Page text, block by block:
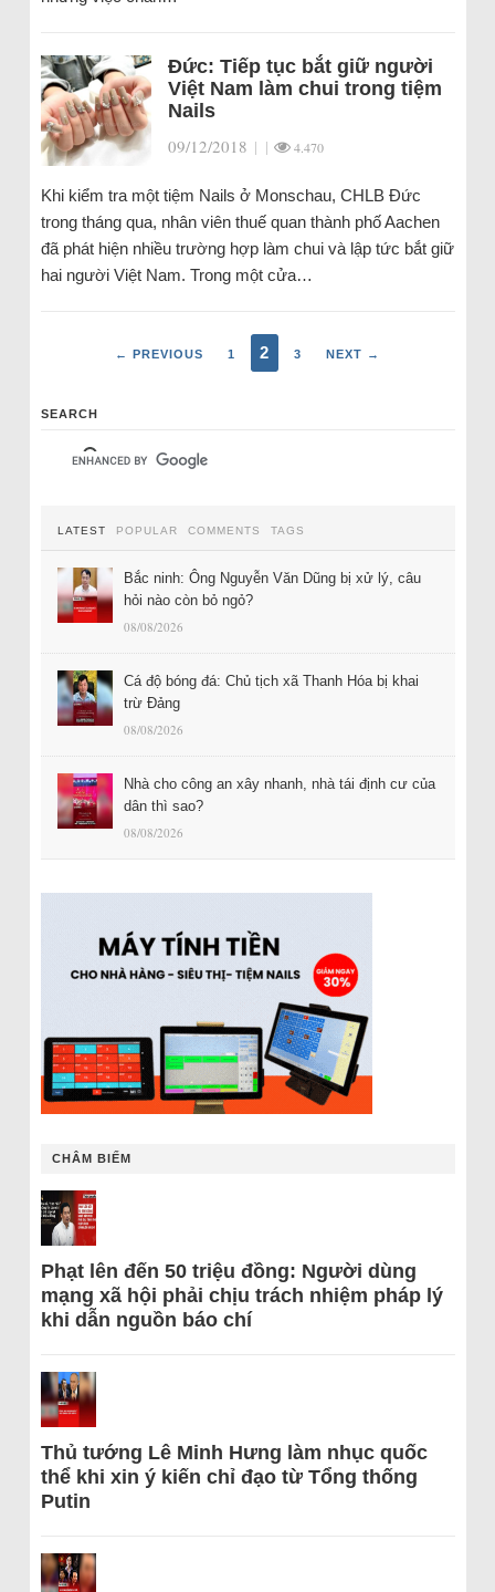
Đức: Tiếp tục bắt giữ người
Việt Nam làm chui trong tiệm
Nails
09/12/2018 | | 4.470
Khi kiểm tra một tiệm Nails ở Monschau, CHLB Đức
trong tháng qua, nhân viên thuế quan thành phố Aachen
đã phát hiện nhiều trường hợp làm chui và lập tức bắt giữ
hai người Việt Nam. Trong một cửa…
← PREVIOUS 1 2 3 NEXT →
SEARCH
LATEST POPULAR COMMENTS TAGS
Bắc ninh: Ông Nguyễn Văn Dũng bị xử lý, câu
hỏi nào còn bỏ ngỏ?
08/08/2026
Cá độ bóng đá: Chủ tịch xã Thanh Hóa bị khai
trừ Đảng
08/08/2026
Nhà cho công an xây nhanh, nhà tái định cư của
dân thì sao?
08/08/2026
CHÂM BIẾM
Phạt lên đến 50 triệu đồng: Người dùng
mạng xã hội phải chịu trách nhiệm pháp lý
khi dẫn nguồn báo chí
Thủ tướng Lê Minh Hưng làm nhục quốc
thể khi xin ý kiến chỉ đạo từ Tổng thống
Putin